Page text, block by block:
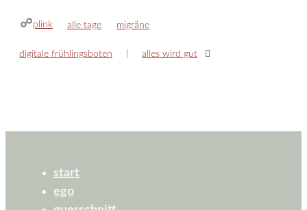
plink kategorien
alle tage schlagwörter
migräne
digitale frühlingsboten alles wird gut
start
ego